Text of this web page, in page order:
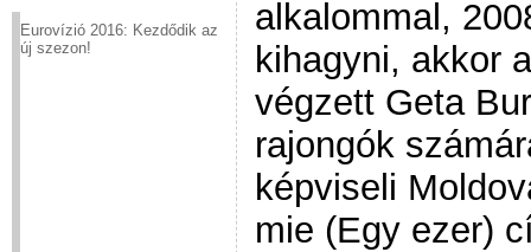
Eurovízió 2016: Kezdődik az
új szezon!
alkalommal,
kihagyni, akkor
végzett Geta
rajongók
képviseli
mie (Egy ezer)